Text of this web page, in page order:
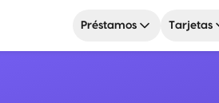
Préstamos Tarjetas